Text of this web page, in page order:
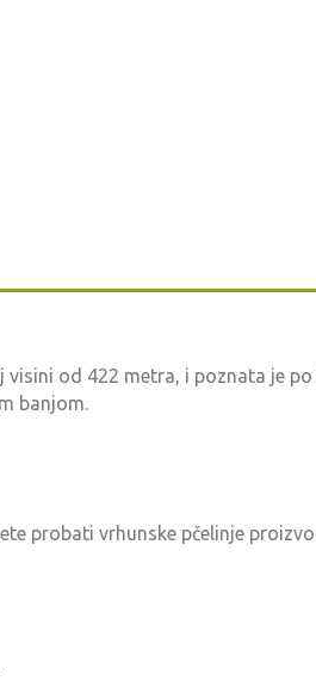
od 422 metra, i poznata je
banjom.
probati vrhunske pčelinje